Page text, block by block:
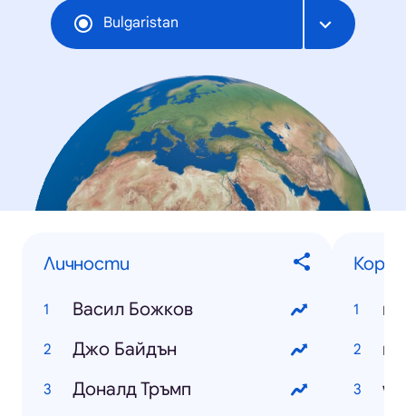
Bulgaristan
Личности
Васил Божков
Джо Байдън
Доналд Тръмп